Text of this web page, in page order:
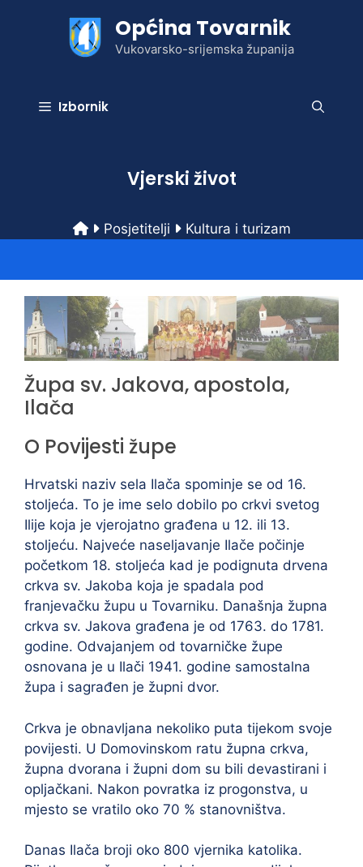
Općina Tovarnik
Vukovarsko-srijemska županija
Izbornik
Vjerski život
Posjetitelji Kultura i turizam
Župa sv. Jakova, apostola,
Ilača
O Povijesti župe
Hrvatski naziv sela Ilača spominje se od 16.
stoljeća. To je ime selo dobilo po crkvi svetog
Ilije koja je vjerojatno građena u 12. ili 13.
stoljeću. Najveće naseljavanje Ilače počinje
početkom 18. stoljeća kad je podignuta drvena
crkva sv. Jakoba koja je spadala pod
franjevačku župu u Tovarniku. Današnja župna
crkva sv. Jakova građena je od 1763. do 1781.
godine. Odvajanjem od tovarničke župe
osnovana je u Ilači 1941. godine samostalna
župa i sagrađen je župni dvor.
Crkva je obnavljana nekoliko puta tijekom svoje
povijesti. U Domovinskom ratu župna crkva,
župna dvorana i župni dom su bili devastirani i
opljačkani. Nakon povratka iz progonstva, u
mjesto se vratilo oko 70 % stanovništva.
Danas Ilača broji oko 800 vjernika katolika.